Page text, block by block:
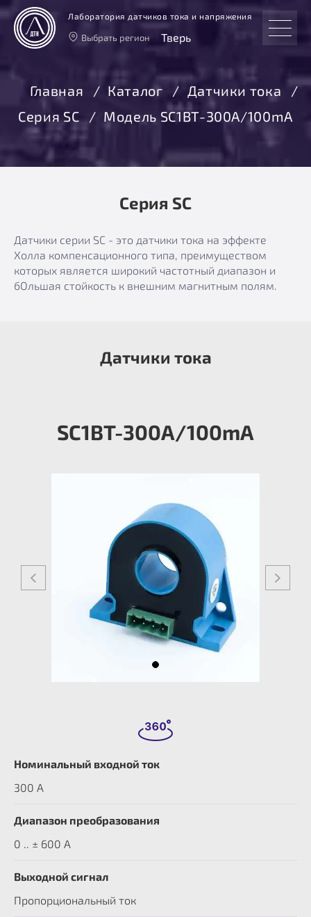
Лаборатория датчиков тока и напряжения
Выбрать регион Тверь
Москва
Санкт-Петербург
Екатеринбург
Новосибирск
Главная Каталог
Датчики тока
Серия SC
Модель SC1BT-300A/100mA
Серия SC
Датчики серии SC - это датчики тока на эффекте
Холла компенсационного типа, преимуществом
которых является широкий частотный диапазон и
бОльшая стойкость к внешним магнитным полям.
Датчики тока
SC1BT-300A/100mA
Номинальный входной ток
300 A
Диапазон преобразования
0 .. ± 600 А
Выходной сигнал
Пропорциональный ток